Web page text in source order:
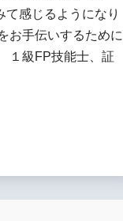
感じるようになり
お手伝いするために
１級FP技能士、証